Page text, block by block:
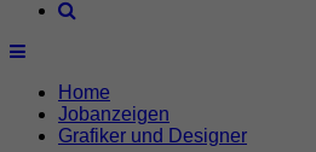
Home
Jobanzeigen
Grafiker und Designer